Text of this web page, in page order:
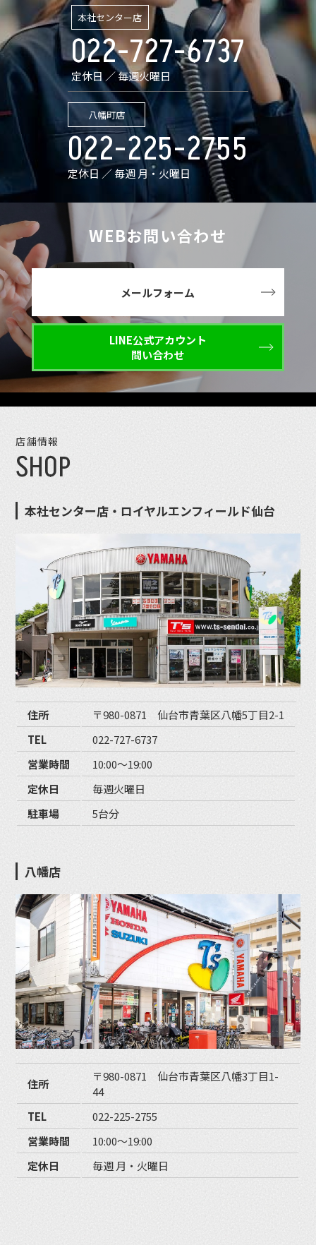
本社センター店
022-727-6737
定休日 ／ 毎週火曜日
八幡町店
022-225-2755
定休日 ／ 毎週 月・火曜日
WEBお問い合わせ
メールフォーム
LINE公式アカウント
問い合わせ
店舗情報
SHOP
本社センター店・ロイヤルエンフィールド仙台
住所
〒980-0871 仙台市青葉区八幡5丁目2-1
TEL
022-727-6737
営業時間
10:00〜19:00
定休日
毎週火曜日
駐車場
5台分
八幡店
住所
〒980-0871 仙台市青葉区八幡3丁目1-
44
TEL
022-225-2755
営業時間
10:00〜19:00
定休日
毎週 月・火曜日